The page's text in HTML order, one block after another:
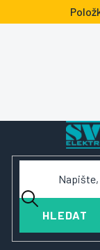
na
HLEDAT